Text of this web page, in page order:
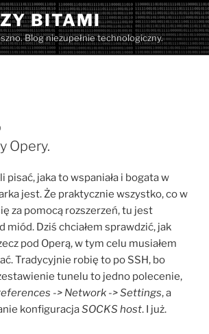
BITAMI
Blog niezupełnie technologiczny.
Opery.
pisać, jaka to wspaniała i bogata w
jest. Że praktycznie wszystko, co w
za pomocą rozszerzeń, tu jest
miód. Dziś chciałem sprawdzić, jak
pod Operą, w tym celu musiałem
Tradycyjnie robię to po SSH, bo
tunelu to jedno polecenie,
-> Network -> Settings, a
konfiguracjaSOCKS host. I już.